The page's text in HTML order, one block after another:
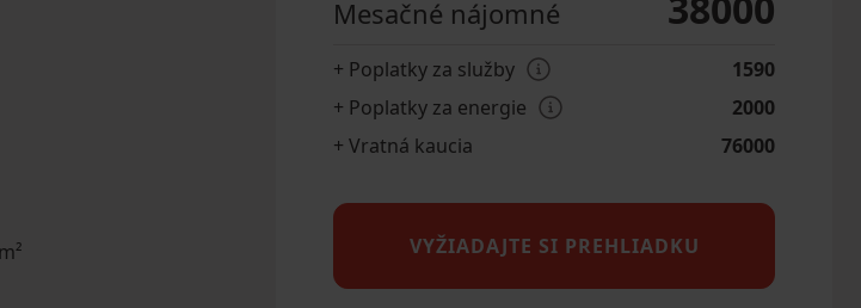
Mesačné nájomné
+ Poplatky za služby
1590
+ Poplatky za energie
2000
+ Vratná kaucia
76000
VYŽIADAJTE SI PREHLIADKU